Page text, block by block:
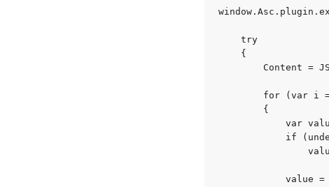
    try
    {
Content =
for (var i
        {
var
if
value =